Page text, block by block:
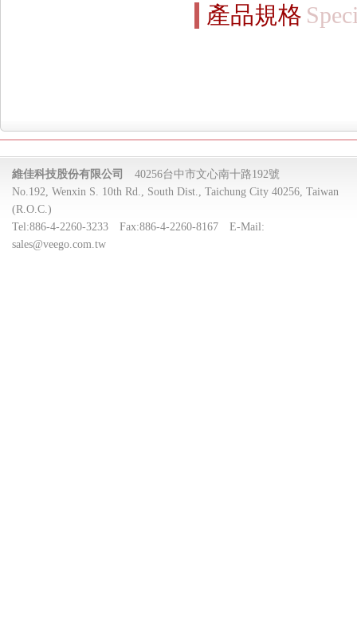
產品規格
維佳科技股份有限公司
40256台中市文心南十路192號
No.192, Wenxin S. 10th Rd., South Dist., Taichung City 40256, Taiwan
(R.O.C.)
Tel:886-4-2260-3233 Fax:886-4-2260-8167 E-Mail:
sales@veego.com.tw